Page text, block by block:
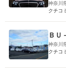
神奈川
クチコ
ＢＵ
神奈川
クチコ